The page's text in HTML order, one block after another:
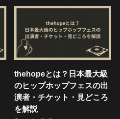
thehopeとは？日本最大級
のヒップホップフェスの出
演者・チケット・見どころ
を解説